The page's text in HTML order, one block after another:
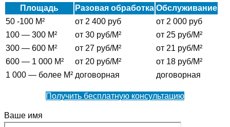
Площадь Разовая обработка Обслуживание
50 -100 М²
от 2 400 руб
от 2 000 руб
100 — 300 М²
от 30 руб/М²
от 25 руб/М²
300 — 600 М²
от 27 руб/М²
от 21 руб/М²
600 — 1 000 М²
от 20 руб/М²
от 18 руб/М²
1 000 — более М² договорная договорная
Получить бесплатную консультацию
Ваше имя